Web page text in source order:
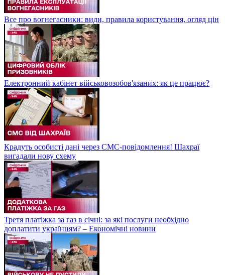
Все про вогнегасники: види, правила користування, огляд цін
Електронний кабінет військовозобов'язаних: як це працює?
Крадуть особисті дані через СМС-повідомлення! Шахраї
вигадали нову схему
Третя платіжка за газ в січні: за які послуги необхідно
доплатити українцям? – Економічні новини